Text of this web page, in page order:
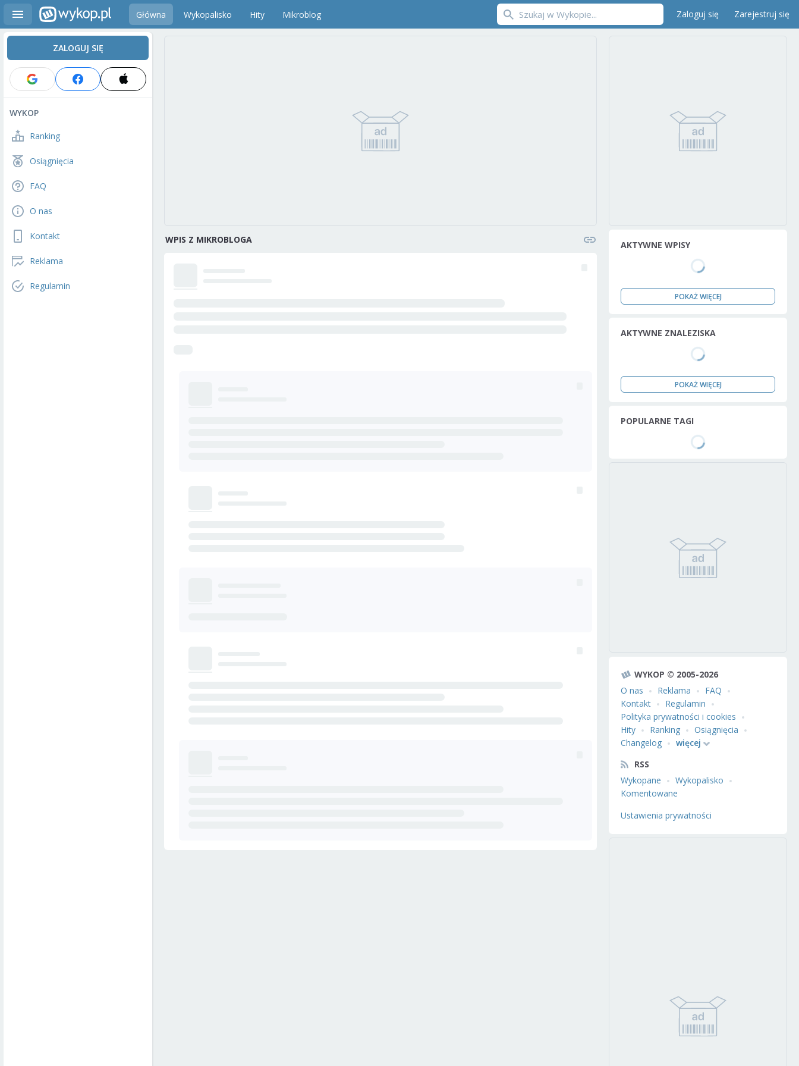
Główna Wykopalisko Hity Mikroblog Zaloguj się Zarejestruj się
ZALOGUJ SIĘ
WYKOP
Ranking
Osiągnięcia
FAQ
O nas
Kontakt
Reklama
Regulamin
WPIS Z MIKROBLOGA AKTYWNE WPISY
POKAŻ WIĘCEJ
AKTYWNE ZNALEZISKA
POKAŻ WIĘCEJ
POPULARNE TAGI
WYKOP © 2005-2026
O nas
Reklama
FAQ
Kontakt
Regulamin
Polityka prywatności i cookies
Hity
Ranking
Osiągnięcia
Changelog
więcej
RSS
Wykopane
Wykopalisko
Komentowane
Ustawienia prywatności